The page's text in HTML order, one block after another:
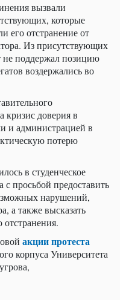
вызвали
которые
его отстранение от
Из присутствующих
не поддержал позицию
воздержались во
кризис доверия в
и администрацией в
потерю
в студенческое
с просьбой предоставить
нарушений,
а также высказать
акции протеста
корпуса Университета